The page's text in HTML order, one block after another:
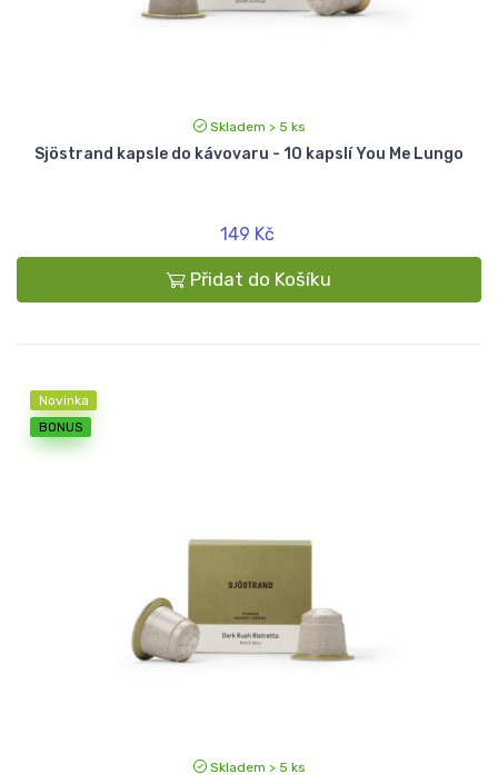
Skladem > 5 ks
Sjöstrand kapsle do kávovaru - 10 kapslí You Me Lungo
149 Kč
Přidat do Košíku
Novinka
BONUS
Skladem > 5 ks